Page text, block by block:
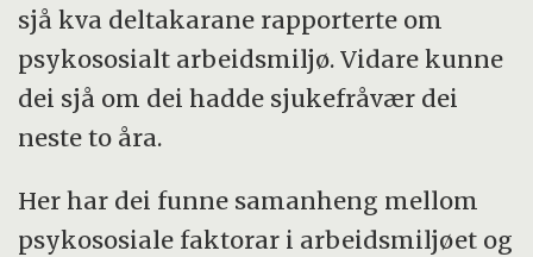
sjå kva deltakarane rapporterte om
psykososialt arbeidsmiljø. Vidare kunne
dei sjå om dei hadde sjukefråvær dei
neste to åra.
Her har dei funne samanheng mellom
psykososiale faktorar i arbeidsmiljøet og